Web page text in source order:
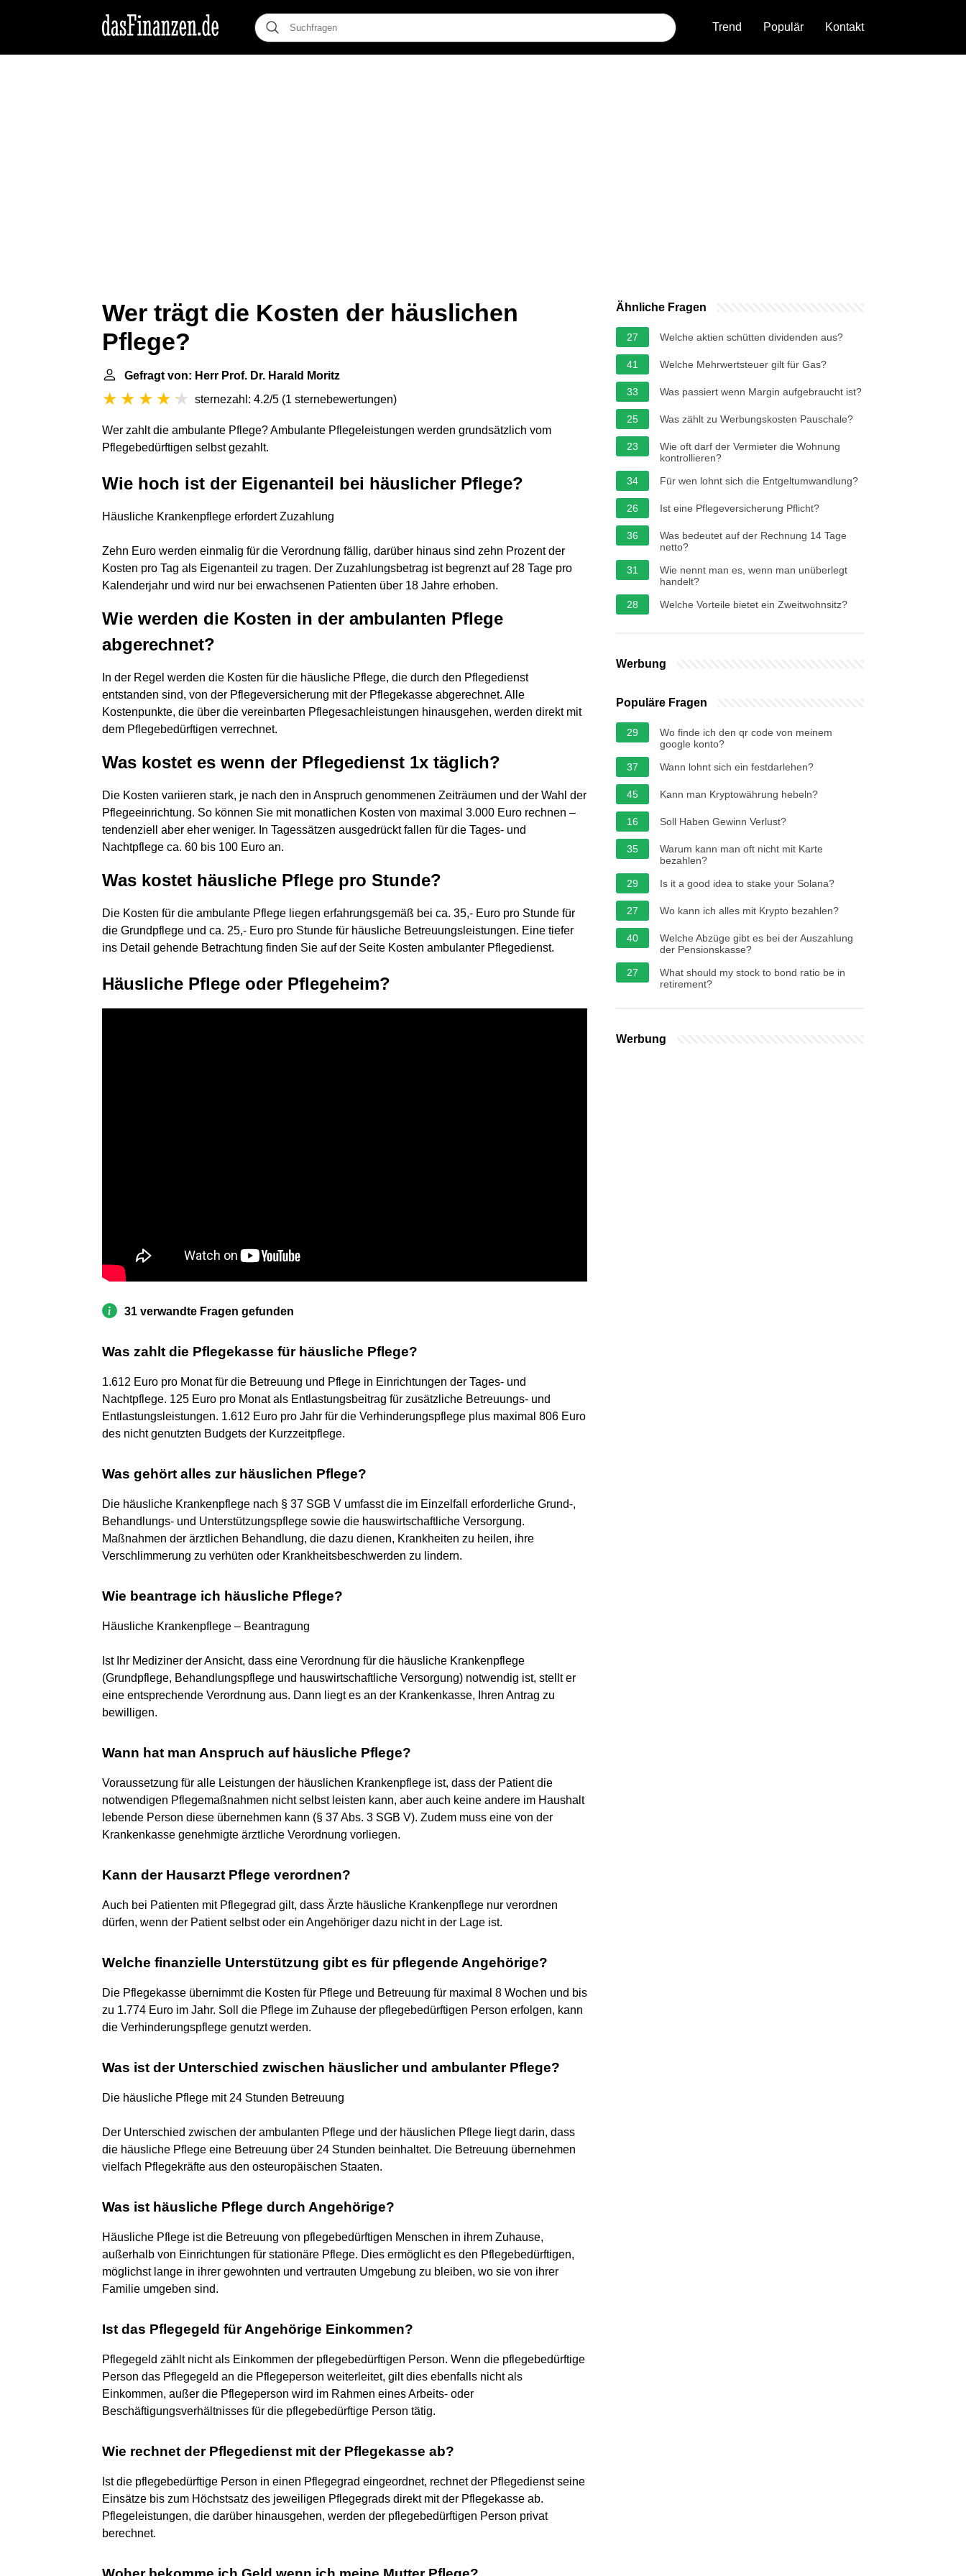
Trend Populär Kontakt
Wer trägt die Kosten der häuslichen
Pflege?
Gefragt von: Herr Prof. Dr. Harald Moritz
sternezahl: 4.2/5 (1 sternebewertungen)
Wer zahlt die ambulante Pflege? Ambulante Pflegeleistungen werden grundsätzlich vom
Pflegebedürftigen selbst gezahlt.
Wie hoch ist der Eigenanteil bei häuslicher Pflege?
Häusliche Krankenpflege erfordert Zuzahlung
Zehn Euro werden einmalig für die Verordnung fällig, darüber hinaus sind zehn Prozent der
Kosten pro Tag als Eigenanteil zu tragen. Der Zuzahlungsbetrag ist begrenzt auf 28 Tage pro
Kalenderjahr und wird nur bei erwachsenen Patienten über 18 Jahre erhoben.
Wie werden die Kosten in der ambulanten Pflege
abgerechnet?
In der Regel werden die Kosten für die häusliche Pflege, die durch den Pflegedienst
entstanden sind, von der Pflegeversicherung mit der Pflegekasse abgerechnet. Alle
Kostenpunkte, die über die vereinbarten Pflegesachleistungen hinausgehen, werden direkt mit
dem Pflegebedürftigen verrechnet.
Was kostet es wenn der Pflegedienst 1x täglich?
Die Kosten variieren stark, je nach den in Anspruch genommenen Zeiträumen und der Wahl der
Pflegeeinrichtung. So können Sie mit monatlichen Kosten von maximal 3.000 Euro rechnen –
tendenziell aber eher weniger. In Tagessätzen ausgedrückt fallen für die Tages- und
Nachtpflege ca. 60 bis 100 Euro an.
Was kostet häusliche Pflege pro Stunde?
Die Kosten für die ambulante Pflege liegen erfahrungsgemäß bei ca. 35,- Euro pro Stunde für
die Grundpflege und ca. 25,- Euro pro Stunde für häusliche Betreuungsleistungen. Eine tiefer
ins Detail gehende Betrachtung finden Sie auf der Seite Kosten ambulanter Pflegedienst.
Häusliche Pflege oder Pflegeheim?
31 verwandte Fragen gefunden
Was zahlt die Pflegekasse für häusliche Pflege?
1.612 Euro pro Monat für die Betreuung und Pflege in Einrichtungen der Tages- und
Nachtpflege. 125 Euro pro Monat als Entlastungsbeitrag für zusätzliche Betreuungs- und
Entlastungsleistungen. 1.612 Euro pro Jahr für die Verhinderungspflege plus maximal 806 Euro
des nicht genutzten Budgets der Kurzzeitpflege.
Was gehört alles zur häuslichen Pflege?
Die häusliche Krankenpflege nach § 37 SGB V umfasst die im Einzelfall erforderliche Grund-,
Behandlungs- und Unterstützungspflege sowie die hauswirtschaftliche Versorgung.
Maßnahmen der ärztlichen Behandlung, die dazu dienen, Krankheiten zu heilen, ihre
Verschlimmerung zu verhüten oder Krankheitsbeschwerden zu lindern.
Wie beantrage ich häusliche Pflege?
Häusliche Krankenpflege – Beantragung
Ist Ihr Mediziner der Ansicht, dass eine Verordnung für die häusliche Krankenpflege
(Grundpflege, Behandlungspflege und hauswirtschaftliche Versorgung) notwendig ist, stellt er
eine entsprechende Verordnung aus. Dann liegt es an der Krankenkasse, Ihren Antrag zu
bewilligen.
Wann hat man Anspruch auf häusliche Pflege?
Voraussetzung für alle Leistungen der häuslichen Krankenpflege ist, dass der Patient die
notwendigen Pflegemaßnahmen nicht selbst leisten kann, aber auch keine andere im Haushalt
lebende Person diese übernehmen kann (§ 37 Abs. 3 SGB V). Zudem muss eine von der
Krankenkasse genehmigte ärztliche Verordnung vorliegen.
Kann der Hausarzt Pflege verordnen?
Auch bei Patienten mit Pflegegrad gilt, dass Ärzte häusliche Krankenpflege nur verordnen
dürfen, wenn der Patient selbst oder ein Angehöriger dazu nicht in der Lage ist.
Welche finanzielle Unterstützung gibt es für pflegende Angehörige?
Die Pflegekasse übernimmt die Kosten für Pflege und Betreuung für maximal 8 Wochen und bis
zu 1.774 Euro im Jahr. Soll die Pflege im Zuhause der pflegebedürftigen Person erfolgen, kann
die Verhinderungspflege genutzt werden.
Was ist der Unterschied zwischen häuslicher und ambulanter Pflege?
Die häusliche Pflege mit 24 Stunden Betreuung
Der Unterschied zwischen der ambulanten Pflege und der häuslichen Pflege liegt darin, dass
die häusliche Pflege eine Betreuung über 24 Stunden beinhaltet. Die Betreuung übernehmen
vielfach Pflegekräfte aus den osteuropäischen Staaten.
Was ist häusliche Pflege durch Angehörige?
Häusliche Pflege ist die Betreuung von pflegebedürftigen Menschen in ihrem Zuhause,
außerhalb von Einrichtungen für stationäre Pflege. Dies ermöglicht es den Pflegebedürftigen,
möglichst lange in ihrer gewohnten und vertrauten Umgebung zu bleiben, wo sie von ihrer
Familie umgeben sind.
Ist das Pflegegeld für Angehörige Einkommen?
Pflegegeld zählt nicht als Einkommen der pflegebedürftigen Person. Wenn die pflegebedürftige
Person das Pflegegeld an die Pflegeperson weiterleitet, gilt dies ebenfalls nicht als
Einkommen, außer die Pflegeperson wird im Rahmen eines Arbeits- oder
Beschäftigungsverhältnisses für die pflegebedürftige Person tätig.
Wie rechnet der Pflegedienst mit der Pflegekasse ab?
Ist die pflegebedürftige Person in einen Pflegegrad eingeordnet, rechnet der Pflegedienst seine
Einsätze bis zum Höchstsatz des jeweiligen Pflegegrads direkt mit der Pflegekasse ab.
Pflegeleistungen, die darüber hinausgehen, werden der pflegebedürftigen Person privat
berechnet.
Ähnliche Fragen
27 Welche aktien schütten dividenden aus?
41 Welche Mehrwertsteuer gilt für Gas?
33 Was passiert wenn Margin aufgebraucht ist?
25 Was zählt zu Werbungskosten Pauschale?
23
Wie oft darf der Vermieter die Wohnung
kontrollieren?
34
Für wen lohnt sich die Entgeltumwandlung?
26 Ist eine Pflegeversicherung Pflicht?
36
Was bedeutet auf der Rechnung 14 Tage
netto?
31
Wie nennt man es, wenn man unüberlegt
handelt?
28
Welche Vorteile bietet ein Zweitwohnsitz?
Werbung
Populäre Fragen
29
Wo finde ich den qr code von meinem
google konto?
37
Wann lohnt sich ein festdarlehen?
45 Kann man Kryptowährung hebeln?
16 Soll Haben Gewinn Verlust?
35
Warum kann man oft nicht mit Karte
bezahlen?
29
Is it a good idea to stake your Solana?
27 Wo kann ich alles mit Krypto bezahlen?
40
Welche Abzüge gibt es bei der Auszahlung
der Pensionskasse?
27
What should my stock to bond ratio be in
retirement?
Werbung